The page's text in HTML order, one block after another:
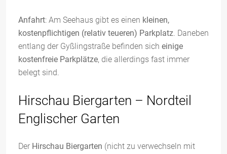
Anfahrt: Am Seehaus gibt es einen kleinen,
kostenpflichtigen (relativ teueren) Parkplatz. Daneben
entlang der Gyßlingstraße befinden sich einige
kostenfreie Parkplätze, die allerdings fast immer
belegt sind.
Hirschau Biergarten – Nordteil
Englischer Garten
Der Hirschau Biergarten (nicht zu verwechseln mit